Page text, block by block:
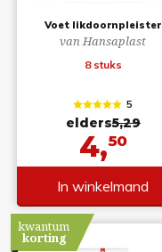
Voet likdoornpleister
van Hansaplast
8 stuks
5
elders5,29
4,50
In winkelmand
kwantum
korting